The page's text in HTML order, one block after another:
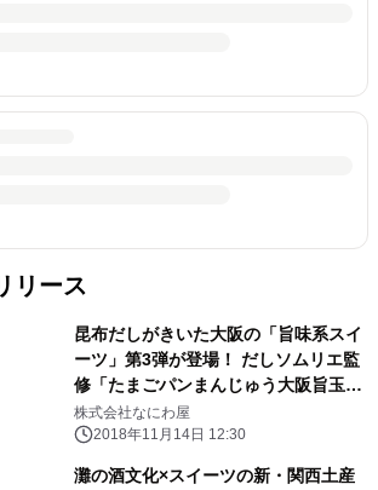
リース
昆布だしがきいた大阪の「旨味系スイ
ーツ」第3弾が登場！ だしソムリエ監
修「たまごパンまんじゅう大阪旨玉
子」発売
株式会社なにわ屋
2018年11月14日 12:30
灘の酒文化×スイーツの新・関西土産